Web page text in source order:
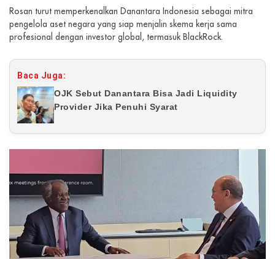
Rosan turut memperkenalkan Danantara Indonesia sebagai mitra
pengelola aset negara yang siap menjalin skema kerja sama
profesional dengan investor global, termasuk BlackRock.
Baca Juga:
OJK Sebut Danantara Bisa Jadi Liquidity
Provider Jika Penuhi Syarat